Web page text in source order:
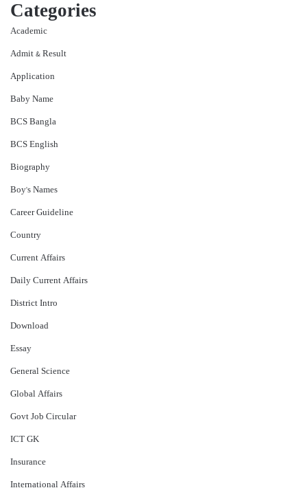
Categories
Academic
Admit & Result
Application
Baby Name
BCS Bangla
BCS English
Biography
Boy's Names
Career Guideline
Country
Current Affairs
Daily Current Affairs
District Intro
Download
Essay
General Science
Global Affairs
Govt Job Circular
ICT GK
Insurance
International Affairs